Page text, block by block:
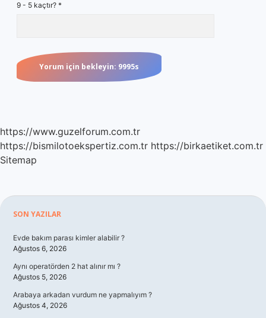
9 - 5 kaçtır? *
https://www.guzelforum.com.tr
https://bismilotoekspertiz.com.tr https://birkaetiket.com.tr
Sitemap
Sidebar
SON YAZILAR
Evde bakım parası kimler alabilir ?
Ağustos 6, 2026
Aynı operatörden 2 hat alınır mı ?
Ağustos 5, 2026
Arabaya arkadan vurdum ne yapmalıyım ?
Ağustos 4, 2026